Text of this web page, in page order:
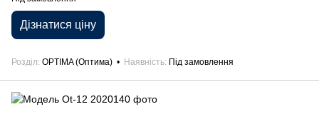
Дізнатися ціну
Розділ OPTIMA (Оптима) Наявність Під замовлення